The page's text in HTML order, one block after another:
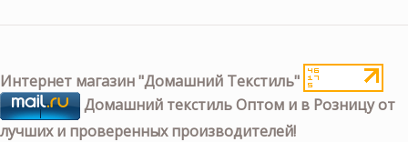
Интернет магазин "Домашний Текстиль"
Домашний текстиль Оптом и в Розницу от
лучших и проверенных производителей!